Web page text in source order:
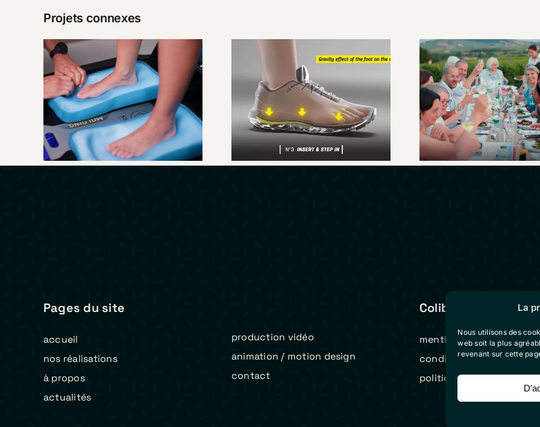
La
Nous utilisons des
web soit la plus
revenant sur cette
Projets connexes
SIDAS –
Présentation
Custom Station
Premium
Custom Live, la
semelle sur
mesure en
quelques minutes
Un week-end
cœur du
Pages du site
accueil
nos réalisations
à propos
actualités
production vidéo
animation / motion design
contact
Colibri Vidéo
mentions légales
conditions générales de
politique de cookies (eu)